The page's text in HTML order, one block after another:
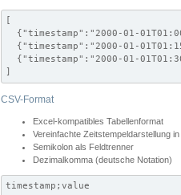
[
{"timestamp":"2000-01-
{"timestamp":"2000-01-
{"timestamp":"2000-01-
]
CSV-Format
Excel-kompatibles Tabellenformat
Vereinfachte Zeitstempeldarstellung
Semikolon als Feldtrenner
Dezimalkomma (deutsche Notation)
timestamp;value